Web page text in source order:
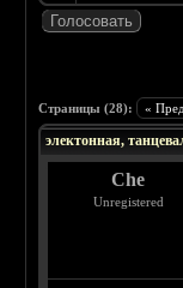
Страницы (28): «
электонная,
Che
Unregistered